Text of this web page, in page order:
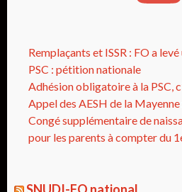
Remplaçants et ISSR : FO a
PSC : pétition nationale
Adhésion obligatoire à la PSC,
Appel des AESH de la
Congé supplémentaire de
pour les parents à compter du
SNUDI-FO national